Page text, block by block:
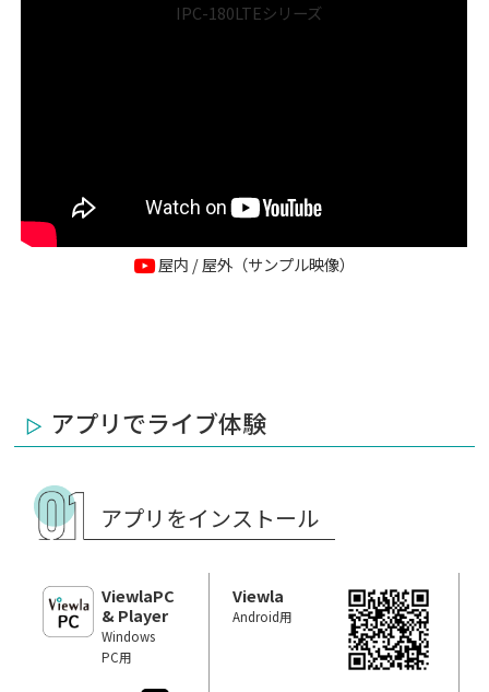
IPC-180LTEシリーズ
屋内 / 屋外（サンプル映像）
アプリでライブ体験
アプリをインストール
ViewlaPC
& Player
Windows
PC用
Viewla
Android用